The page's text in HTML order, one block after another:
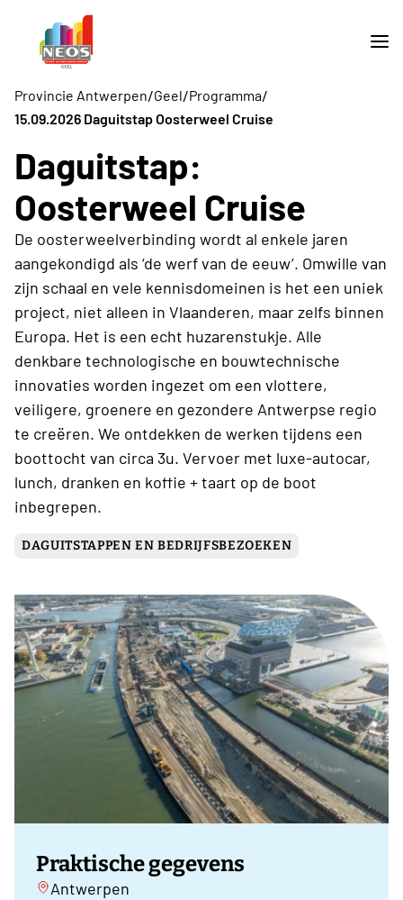
Provincie Antwerpen/Geel/Programma/
15.09.2026 Daguitstap Oosterweel Cruise
Daguitstap:
Oosterweel Cruise
De oosterweelverbinding wordt al enkele jaren
aangekondigd als ‘de werf van de eeuw’. Omwille van
zijn schaal en vele kennisdomeinen is het een uniek
project, niet alleen in Vlaanderen, maar zelfs binnen
Europa. Het is een echt huzarenstukje. Alle
denkbare technologische en bouwtechnische
innovaties worden ingezet om een vlottere,
veiligere, groenere en gezondere Antwerpse regio
te creëren. We ontdekken de werken tijdens een
boottocht van circa 3u. Vervoer met luxe-autocar,
lunch, dranken en koffie + taart op de boot
inbegrepen.
DAGUITSTAPPEN EN BEDRIJFSBEZOEKEN
Praktische gegevens
Antwerpen